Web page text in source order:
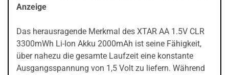
Anzeige
Das herausragende Merkmal des XTAR AA 1.5V CLR
3300mWh Li-Ion Akku 2000mAh ist seine Fähigkeit,
über nahezu die gesamte Laufzeit eine konstante
Ausgangsspannung von 1,5 Volt zu liefern. Während